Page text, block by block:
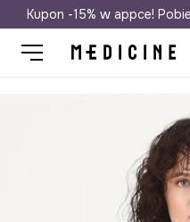
Darmowa
Kupon -15% w appce!